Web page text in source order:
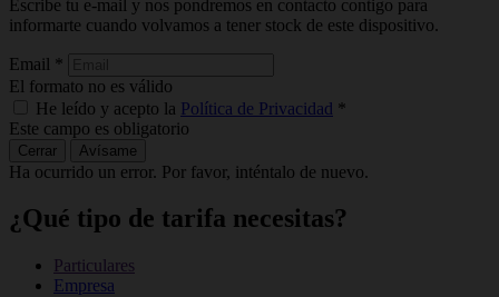
Escribe tu e-mail y nos pondremos en contacto contigo para
informarte cuando volvamos a tener stock de este dispositivo.
Email *
El formato no es válido
He leído y acepto la Política de Privacidad *
Este campo es obligatorio
Cerrar Avísame
Ha ocurrido un error. Por favor, inténtalo de nuevo.
¿Qué tipo de tarifa necesitas?
Particulares
Empresa